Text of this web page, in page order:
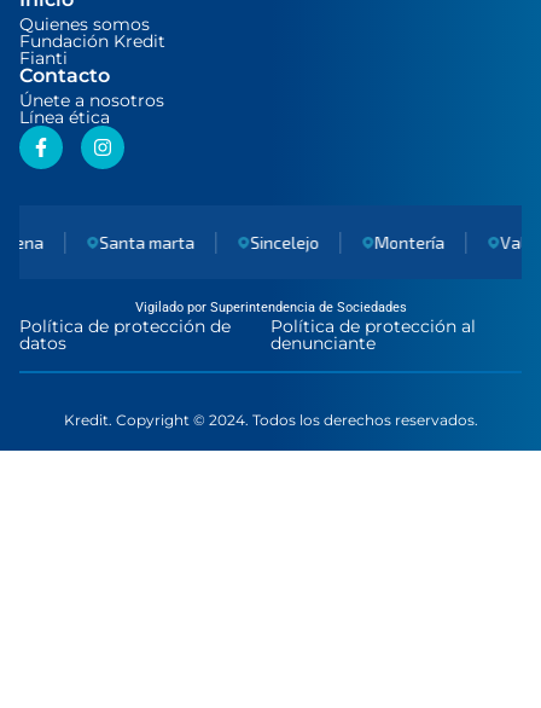
Quienes somos
Fundación Kredit
Fianti
Contacto
Únete a nosotros
Línea ética
Santa marta Sincelejo Montería
Vigilado por Superintendencia de Sociedades
Política de protección de
datos
Política de protección al
denunciante
Kredit. Copyright © 2024. Todos los derechos reservados.